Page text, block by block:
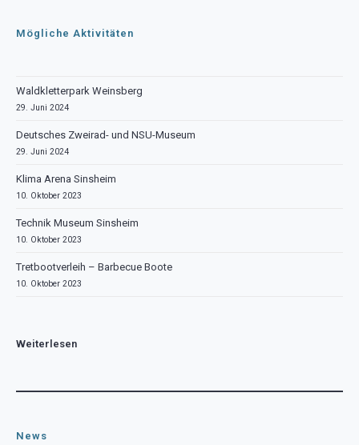
Mögliche Aktivitäten
Waldkletterpark Weinsberg
29. Juni 2024
Deutsches Zweirad- und NSU-Museum
29. Juni 2024
Klima Arena Sinsheim
10. Oktober 2023
Technik Museum Sinsheim
10. Oktober 2023
Tretbootverleih – Barbecue Boote
10. Oktober 2023
Weiterlesen
News